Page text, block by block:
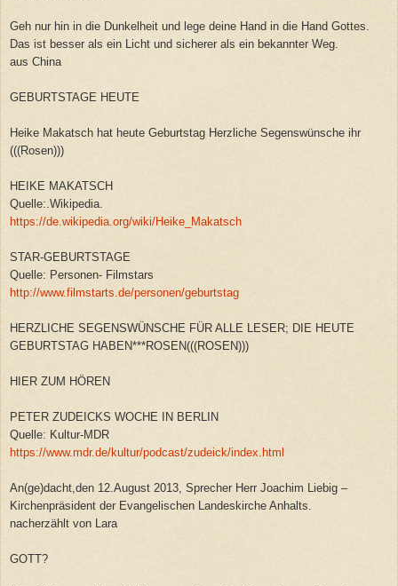
Geh nur hin in die Dunkelheit und lege deine Hand in die Hand Gottes.
Das ist besser als ein Licht und sicherer als ein bekannter Weg.
aus China
GEBURTSTAGE HEUTE
Heike Makatsch hat heute Geburtstag Herzliche Segenswünsche ihr
(((Rosen)))
HEIKE MAKATSCH
Quelle:.Wikipedia.
https://de.wikipedia.org/wiki/Heike_Makatsch
STAR-GEBURTSTAGE
Quelle: Personen- Filmstars
http://www.filmstarts.de/personen/geburtstag
HERZLICHE SEGENSWÜNSCHE FÜR ALLE LESER; DIE HEUTE
GEBURTSTAG HABEN***ROSEN(((ROSEN)))
HIER ZUM HÖREN
PETER ZUDEICKS WOCHE IN BERLIN
Quelle: Kultur-MDR
https://www.mdr.de/kultur/podcast/zudeick/index.html
An(ge)dacht,den 12.August 2013, Sprecher Herr Joachim Liebig –
Kirchenpräsident der Evangelischen Landeskirche Anhalts.
nacherzählt von Lara
GOTT?